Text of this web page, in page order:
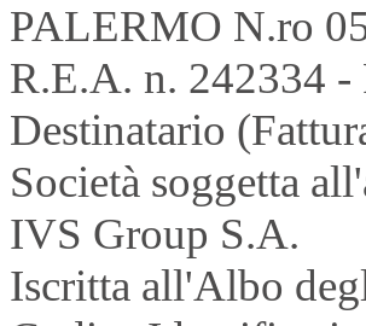
PALERMO N.ro
R.E.A. n. 242334
Destinatario
Società soggetta
IVS Group S.A.
Iscritta all'Albo